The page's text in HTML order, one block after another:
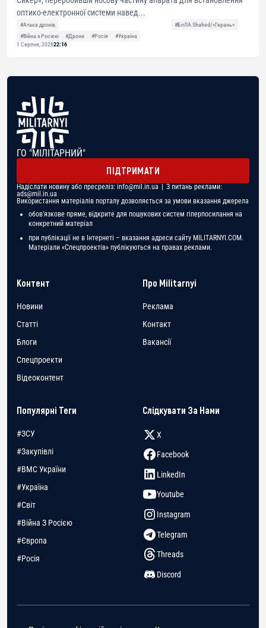
оптико-електронної системи навед...
#Атака дронів
#БпЛА Shahed/«Герань»
#Війна з Росією
#Дрони #Росія
#Україна
1 Серпня, 202622:16
ГО "МІЛІТАРНИЙ"
ПІДТРИМАТИ
Надіслати новину або пресреліз: info@mil.in.ua | З питань реклами:
ads@mil.in.ua
Використання матеріалів порталу дозволяється за умови вказання джерела
обов'язкове пряме, відкрите для пошукових систем гіперпосилання на
конкретний матеріал
при публікації не в Інтернеті – вказання адреси сайту MILITARNYI.COM.
Матеріали «Спецпроектів» публікуються на правах реклами.
Контент
Новини
Статті
Блоги
Спецпроекти
Відеоконтент
Про Militarnyi
Реклама
Контакт
Вакансії
Популярні Теги
#ЗСУ
#Закупівлі
#ВМС України
#Україна
#Світ
#Війна З Росією
#Європа
#Росія
Слідкувати За Нами
X
Facebook
LinkedIn
Youtube
Instagram
Telegram
Threads
Discord